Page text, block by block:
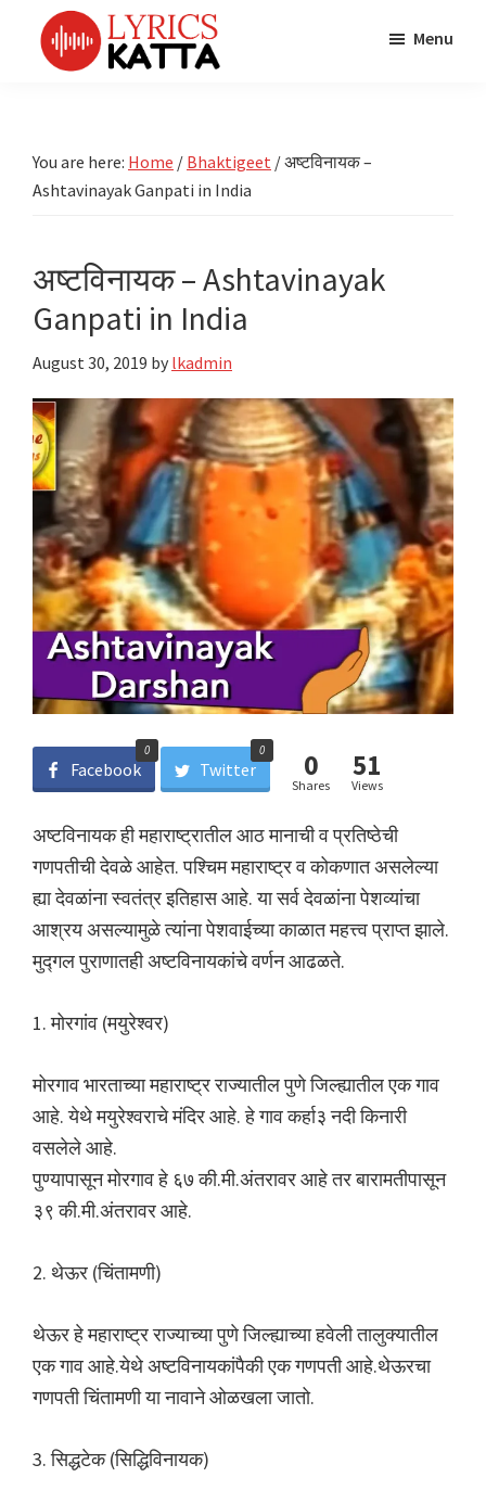
primary
Songs
TV
Title
Bhaktigeet
the
Marathi
Menu
You are here: Home / Bhaktigeet /अष्टविनायक –
Ashtavinayak Ganpati in India
अष्टविनायक – Ashtavinayak
Ganpati in India
August 30, 2019 by lkadmin
Facebook
0
Twitter
0 0
Shares
51
Views
अष्टविनायक ही महाराष्ट्रातील आठ मानाची व प्रतिष्ठेची
गणपतीची देवळे आहेत. पश्चिम महाराष्ट्र व कोकणात असलेल्या
ह्या देवळांना स्वतंत्र इतिहास आहे. या सर्व देवळांना पेशव्यांचा
आश्रय असल्यामुळे त्यांना पेशवाईच्या काळात महत्त्व प्राप्त झाले.
मुद्गल पुराणातही अष्टविनायकांचे वर्णन आढळते.
1. मोरगांव (मयुरेश्वर)
मोरगाव भारताच्या महाराष्ट्र राज्यातील पुणे जिल्ह्यातील एक गाव
आहे. येथे मयुरेश्वराचे मंदिर आहे. हे गाव कर्हा३ नदी किनारी
वसलेले आहे.
पुण्यापासून मोरगाव हे ६७ की.मी.अंतरावर आहे तर बारामतीपासून
३९ की.मी.अंतरावर आहे.
2. थेऊर (चिंतामणी)
थेऊर हे महाराष्ट्र राज्याच्या पुणे जिल्ह्याच्या हवेली तालुक्यातील
एक गाव आहे.येथे अष्टविनायकांपैकी एक गणपती आहे.थेऊरचा
गणपती चिंतामणी या नावाने ओळखला जातो.
3. सिद्धटेक (सिद्धिविनायक)